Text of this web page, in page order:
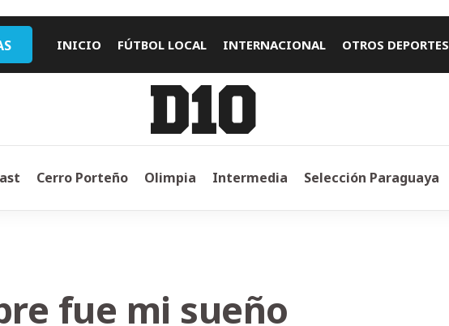
INICIO FÚTBOL LOCAL INTERNACIONAL OTROS DEPORTES
Cerro Porteño Olimpia Intermedia Selección Paraguaya
fue mi sueño